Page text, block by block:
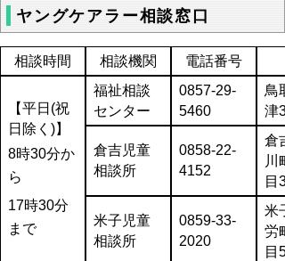
ヤングケアラー相談窓口
相談時間 相談機関 電話番号
【平日(祝
日除く)】
8時30分か
ら
17時30分
まで
福祉相談
センター
0857-29-
5460
鳥
津
倉吉児童
相談所
0858-22-
4152
倉
川
目
米子児童
相談所
0859-33-
2020
米
労
目